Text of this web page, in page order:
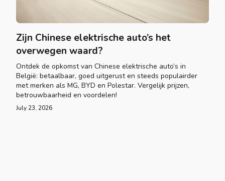
Zijn Chinese elektrische auto’s het
overwegen waard?
Ontdek de opkomst van Chinese elektrische auto’s in
België: betaalbaar, goed uitgerust en steeds populairder
met merken als MG, BYD en Polestar. Vergelijk prijzen,
betrouwbaarheid en voordelen!
July 23, 2026